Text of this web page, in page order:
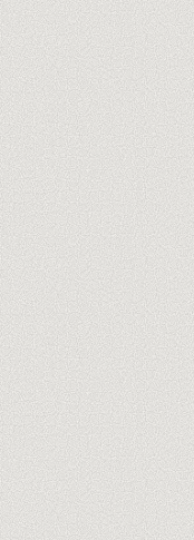
nos formateurs →
en un clic.